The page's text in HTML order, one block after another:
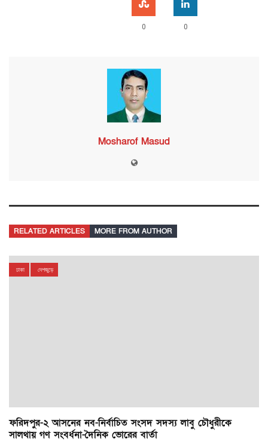
0 0
Mosharof Masud
RELATED ARTICLES MORE FROM AUTHOR
ঢাকা দেশজুড়ে
ফরিদপুর-২ আস‌নের নব-‌নির্বা‌চিত সংসদ সদস‌্য লাবু চৌধুরী‌কে
সালথায় গণ সংবর্ধনা-দৈনিক ভোরের বার্তা